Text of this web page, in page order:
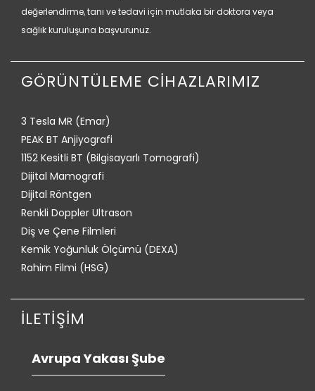
değerlendirme, tanı ve tedavi için mutlaka bir doktora veya
sağlık kuruluşuna başvurunuz.
GÖRÜNTÜLEME CİHAZLARIMIZ
3 Tesla MR (Emar)
PEAK BT Anjiyografi
1152 Kesitli BT (Bilgisayarlı Tomografi)
Dijital Mamografi
Dijital Röntgen
Renkli Doppler Ultrason
Diş ve Çene Filmleri
Kemik Yoğunluk Ölçümü (DEXA)
Rahim Filmi (HSG)
İLETİŞİM
Avrupa Yakası Şube